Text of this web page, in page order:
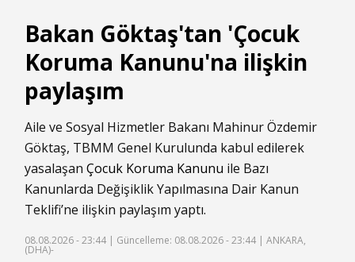
Bakan Göktaş'tan 'Çocuk
Koruma Kanunu'na ilişkin
paylaşım
Aile ve Sosyal Hizmetler Bakanı Mahinur Özdemir
Göktaş, TBMM Genel Kurulunda kabul edilerek
yasalaşan Çocuk Koruma Kanunu ile Bazı
Kanunlarda Değişiklik Yapılmasına Dair Kanun
Teklifi’ne ilişkin paylaşım yaptı.
08.08.2026 - 23:44 | Güncelleme: 08.08.2026 - 23:44 | ANKARA,
(DHA)-